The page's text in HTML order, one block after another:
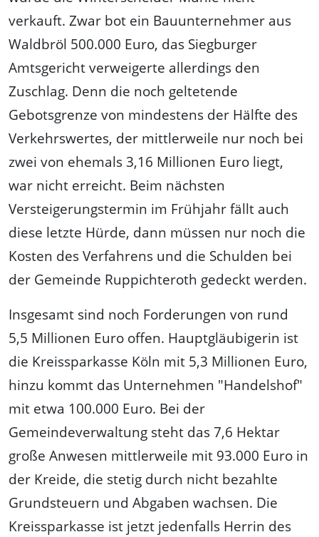
verkauft. Zwar bot ein Bauunternehmer aus
Waldbröl 500.000 Euro, das Siegburger
Amtsgericht verweigerte allerdings den
Zuschlag. Denn die noch geltetende
Gebotsgrenze von mindestens der Hälfte des
Verkehrswertes, der mittlerweile nur noch bei
zwei von ehemals 3,16 Millionen Euro liegt,
war nicht erreicht. Beim nächsten
Versteigerungstermin im Frühjahr fällt auch
diese letzte Hürde, dann müssen nur noch die
Kosten des Verfahrens und die Schulden bei
der Gemeinde Ruppichteroth gedeckt werden.
Insgesamt sind noch Forderungen von rund
5,5 Millionen Euro offen. Hauptgläubigerin ist
die Kreissparkasse Köln mit 5,3 Millionen Euro,
hinzu kommt das Unternehmen "Handelshof"
mit etwa 100.000 Euro. Bei der
Gemeindeverwaltung steht das 7,6 Hektar
große Anwesen mittlerweile mit 93.000 Euro in
der Kreide, die stetig durch nicht bezahlte
Grundsteuern und Abgaben wachsen. Die
Kreissparkasse ist jetzt jedenfalls Herrin des